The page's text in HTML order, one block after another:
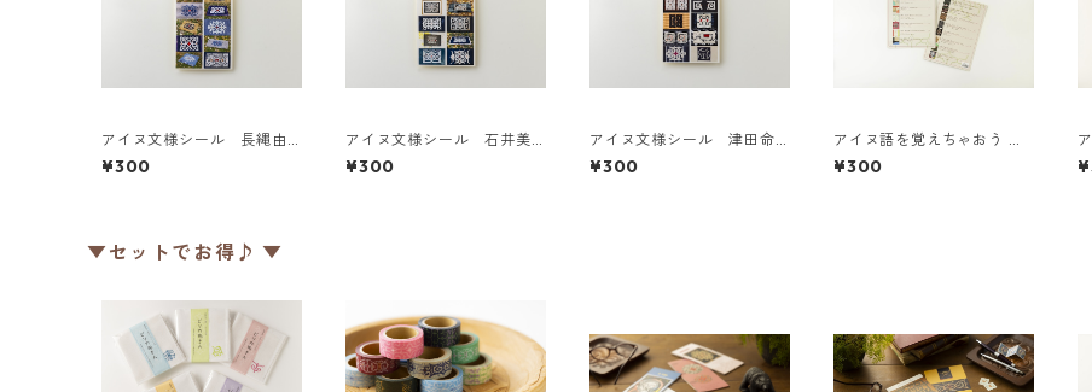
アイヌ文様シール 長縄由
加利
¥300
アイヌ文様シール 石井美
香
¥300
アイヌ文様シール 津田命
子
¥300
アイヌ語を覚えちゃおう 下
敷き
¥300
▼セットでお得♪ ▼